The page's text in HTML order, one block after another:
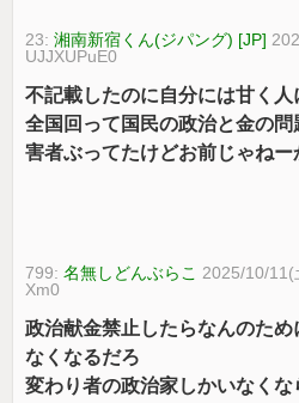
23:湘南新宿くん(ジパング) [JP]
UJJXUPuE0
不記載したのに自分には甘く人
全国回って国民の政治と金の
害者ぶってたけどお前じゃねー
799:名無しどんぶらこ 2025/10/11(
Xm0
政治献金禁止したらなんのた
なくなるだろ
変わり者の政治家しかいなくな